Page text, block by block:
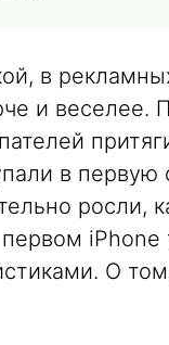
в
и веселее.
в первую
росли,
О